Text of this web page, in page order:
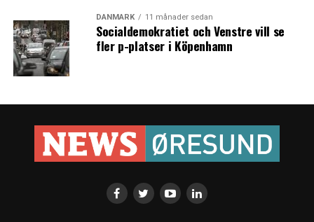
DANMARK 11 månader sedan
Socialdemokratiet och Venstre vill se
fler p-platser i Köpenhamn